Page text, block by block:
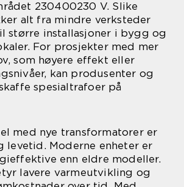
230400230 V. Slike
alt fra mindre verksteder
større installasjoner i bygg og
For prosjekter med mer
som høyere effekt eller
kan produsenter og
spesialtrafoer på
med nye transformatorer er
Moderne enheter er
enn eldre modeller.
lavere varmeutvikling og